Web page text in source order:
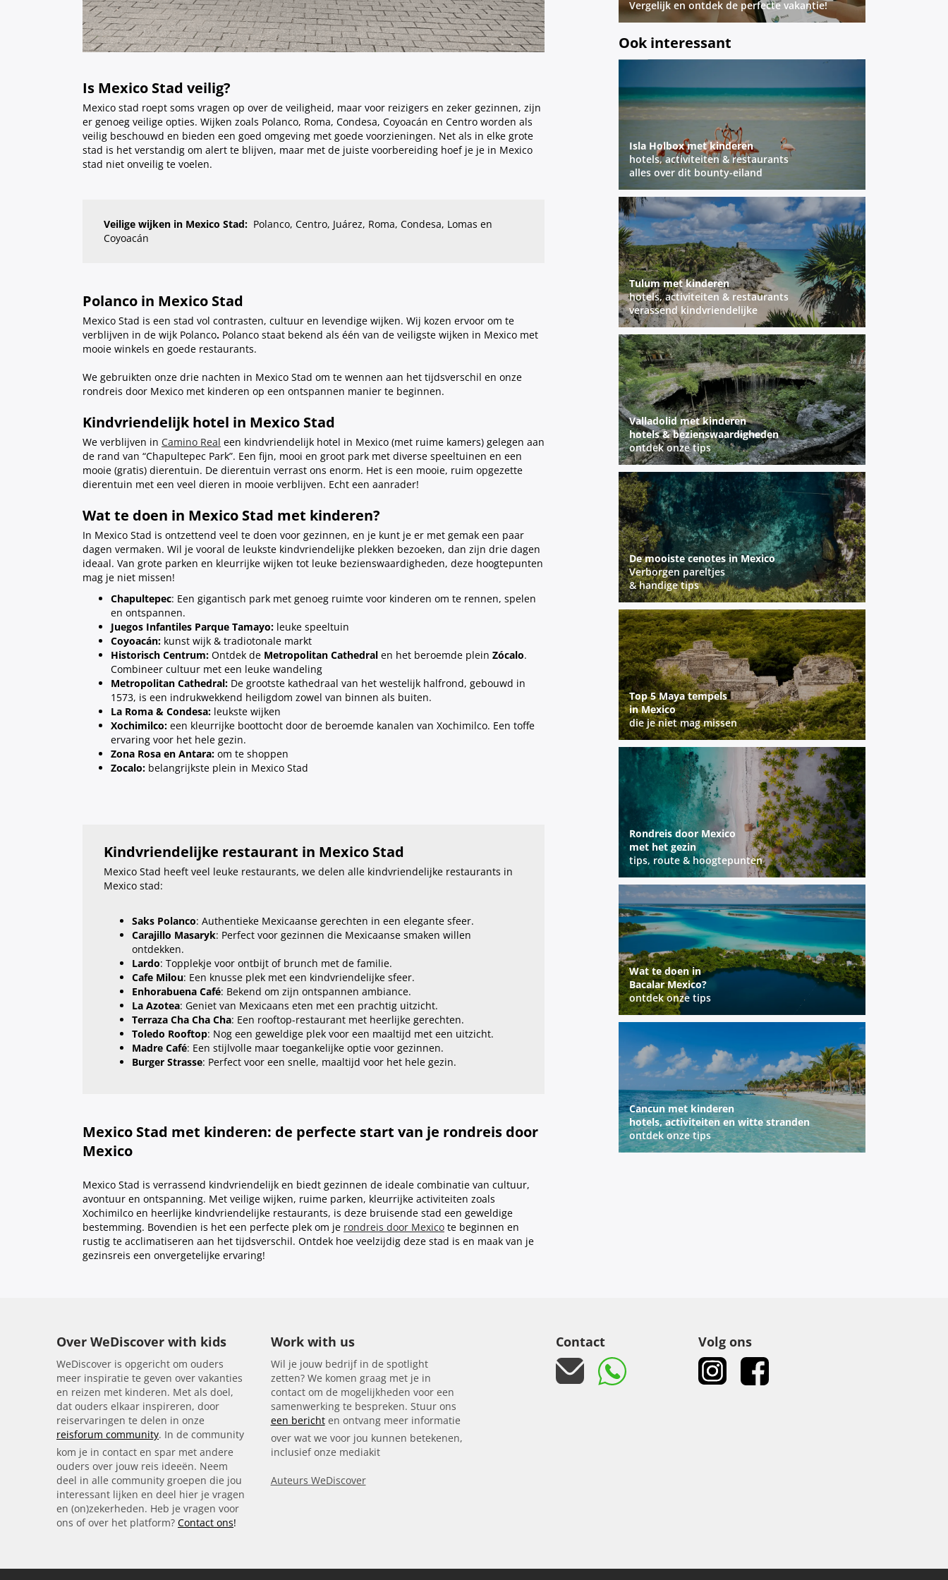
Is Mexico Stad veilig?
Mexico stad roept soms vragen op over de veiligheid, maar voor reizigers en zeker gezinnen, zijn
er genoeg veilige opties. Wijken zoals Polanco, Roma, Condesa, Coyoacán en Centro worden als
veilig beschouwd en bieden een goed omgeving met goede voorzieningen. Net als in elke grote
stad is het verstandig om alert te blijven, maar met de juiste voorbereiding hoef je je in Mexico
stad niet onveilig te voelen.
Veilige wijken in Mexico Stad: Polanco, Centro, Juárez, Roma, Condesa, Lomas en
Coyoacán
Polanco in Mexico Stad
Mexico Stad is een stad vol contrasten, cultuur en levendige wijken. Wij kozen ervoor om te
verblijven in de wijk Polanco. Polanco staat bekend als één van de veiligste wijken in Mexico met
mooie winkels en goede restaurants.
We gebruikten onze drie nachten in Mexico Stad om te wennen aan het tijdsverschil en onze
rondreis door Mexico met kinderen op een ontspannen manier te beginnen.
Kindvriendelijk hotel in Mexico Stad
We verblijven in Camino Real een kindvriendelijk hotel in Mexico (met ruime kamers) gelegen aan
de rand van “Chapultepec Park”. Een fijn, mooi en groot park met diverse speeltuinen en een
mooie (gratis) dierentuin. De dierentuin verrast ons enorm. Het is een mooie, ruim opgezette
dierentuin met een veel dieren in mooie verblijven. Echt een aanrader!
Wat te doen in Mexico Stad met kinderen?
In Mexico Stad is ontzettend veel te doen voor gezinnen, en je kunt je er met gemak een paar
dagen vermaken. Wil je vooral de leukste kindvriendelijke plekken bezoeken, dan zijn drie dagen
ideaal. Van grote parken en kleurrijke wijken tot leuke bezienswaardigheden, deze hoogtepunten
mag je niet missen!
Chapultepec: Een gigantisch park met genoeg ruimte voor kinderen om te rennen, spelen
en ontspannen.
Juegos Infantiles Parque Tamayo: leuke speeltuin
Coyoacán: kunst wijk & tradiotonale markt
Historisch Centrum: Ontdek de Metropolitan Cathedral en het beroemde plein Zócalo.
Combineer cultuur met een leuke wandeling
Metropolitan Cathedral: De grootste kathedraal van het westelijk halfrond, gebouwd in
1573, is een indrukwekkend heiligdom zowel van binnen als buiten.
La Roma & Condesa: leukste wijken
Xochimilco: een kleurrijke boottocht door de beroemde kanalen van Xochimilco. Een toffe
ervaring voor het hele gezin.
Zona Rosa en Antara: om te shoppen
Zocalo: belangrijkste plein in Mexico Stad
Kindvriendelijke restaurant in Mexico Stad
Mexico Stad heeft veel leuke restaurants, we delen alle kindvriendelijke restaurants in
Mexico stad:
Saks Polanco: Authentieke Mexicaanse gerechten in een elegante sfeer.
Carajillo Masaryk: Perfect voor gezinnen die Mexicaanse smaken willen
ontdekken.
Lardo: Topplekje voor ontbijt of brunch met de familie.
Cafe Milou: Een knusse plek met een kindvriendelijke sfeer.
Enhorabuena Café: Bekend om zijn ontspannen ambiance.
La Azotea: Geniet van Mexicaans eten met een prachtig uitzicht.
Terraza Cha Cha Cha: Een rooftop-restaurant met heerlijke gerechten.
Toledo Rooftop: Nog een geweldige plek voor een maaltijd met een uitzicht.
Madre Café: Een stijlvolle maar toegankelijke optie voor gezinnen.
Burger Strasse: Perfect voor een snelle, maaltijd voor het hele gezin.
Mexico Stad met kinderen: de perfecte start van je rondreis door
Mexico
Mexico Stad is verrassend kindvriendelijk en biedt gezinnen de ideale combinatie van cultuur,
avontuur en ontspanning. Met veilige wijken, ruime parken, kleurrijke activiteiten zoals
Xochimilco en heerlijke kindvriendelijke restaurants, is deze bruisende stad een geweldige
bestemming. Bovendien is het een perfecte plek om je rondreis door Mexico te beginnen en
rustig te acclimatiseren aan het tijdsverschil. Ontdek hoe veelzijdig deze stad is en maak van je
gezinsreis een onvergetelijke ervaring!
Vergelijk en ontdek de perfecte vakantie!
Ook interessant
Isla Holbox met kinderen
hotels, activiteiten & restaurants
alles over dit bounty-eiland
Tulum met kinderen
hotels, activiteiten & restaurants
verassend kindvriendelijke
Valladolid met kinderen
hotels & bezienswaardigheden
ontdek onze tips
De mooiste cenotes in Mexico
Verborgen pareltjes
& handige tips
Top 5 Maya tempels
in Mexico
die je niet mag missen
Rondreis door Mexico
met het gezin
tips, route & hoogtepunten
Wat te doen in
Bacalar Mexico?
ontdek onze tips
Cancun met kinderen
hotels, activiteiten en witte stranden
ontdek onze tips
Over WeDiscover with kids
WeDiscover is opgericht om ouders
meer inspiratie te geven over vakanties
en reizen met kinderen. Met als doel,
dat ouders elkaar inspireren, door
reiservaringen te delen in onze
reisforum community. In de community
kom je in contact en spar met andere
ouders over jouw reis ideeën. Neem
deel in alle community groepen die jou
interessant lijken en deel hier je vragen
en (on)zekerheden. Heb je vragen voor
ons of over het platform? Contact ons!
Work with us
Wil je jouw bedrijf in de spotlight
zetten? We komen graag met je in
contact om de mogelijkheden voor een
samenwerking te bespreken. Stuur ons
een berichten ontvang meer informatie
over wat we voor jou kunnen betekenen,
inclusief onze mediakit
Auteurs WeDiscover
Contact Volg ons